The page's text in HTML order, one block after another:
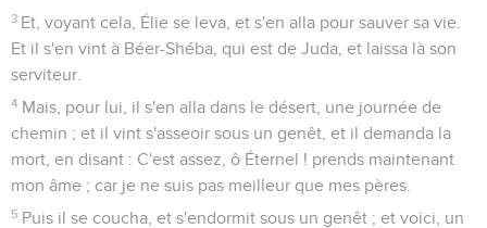
3 Et, voyant cela, Élie se leva, et s'en alla pour sauver sa vie.
Et il s'en vint à Béer-Shéba, qui est de Juda, et laissa là son
serviteur.
4 Mais, pour lui, il s'en alla dans le désert, une journée de
chemin ; et il vint s'asseoir sous un genêt, et il demanda la
mort, en disant : C'est assez, ô Éternel ! prends maintenant
mon âme ; car je ne suis pas meilleur que mes pères.
5 Puis il se coucha, et s'endormit sous un genêt ; et voici, un